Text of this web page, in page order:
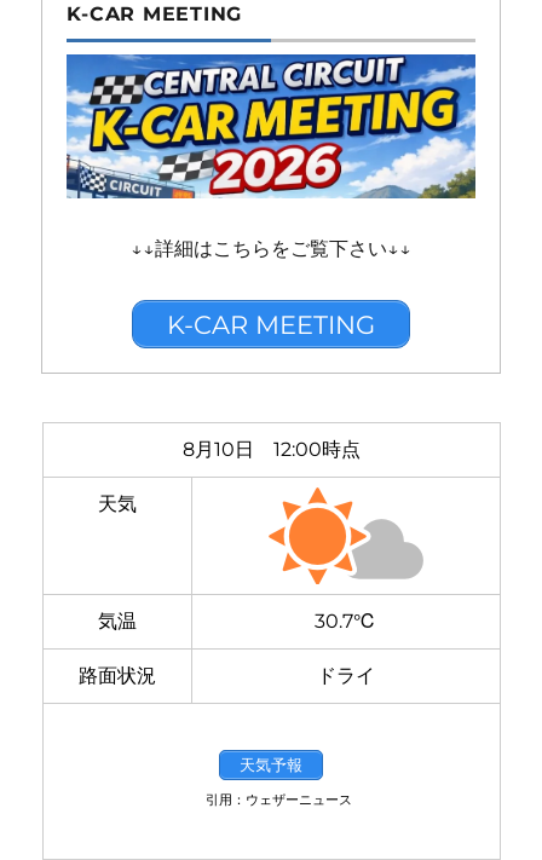
K-CAR MEETING
↓↓詳細はこちらをご覧下さい↓↓
K-CAR MEETING
8月10日 12:00時点
天気
気温 30.7℃
路面状況 ドライ
天気予報
引用：ウェザーニュース